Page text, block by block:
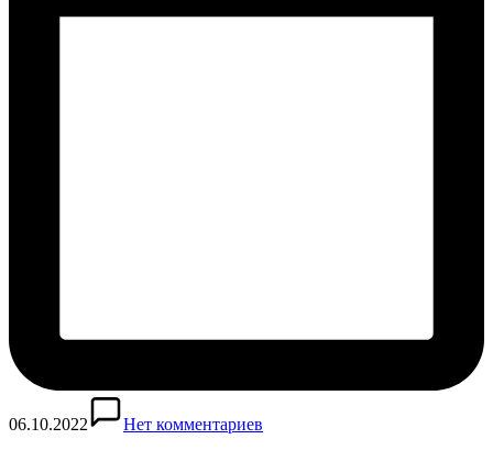
06.10.2022
Нет комментариев